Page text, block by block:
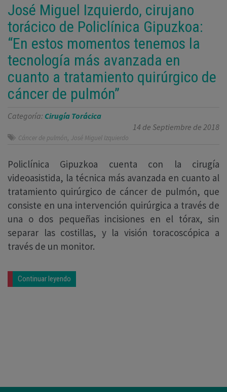
José Miguel Izquierdo, cirujano
torácico de Policlínica Gipuzkoa:
“En estos momentos tenemos la
tecnología más avanzada en
cuanto a tratamiento quirúrgico de
cáncer de pulmón”
Categoría: Cirugía Torácica
14 de Septiembre de 2018
Cáncer de pulmón, José Miguel Izquierdo
Policlínica Gipuzkoa cuenta con la cirugía
videoasistida, la técnica más avanzada en cuanto al
tratamiento quirúrgico de cáncer de pulmón, que
consiste en una intervención quirúrgica a través de
una o dos pequeñas incisiones en el tórax, sin
separar las costillas, y la visión toracoscópica a
través de un monitor.
Continuar leyendo